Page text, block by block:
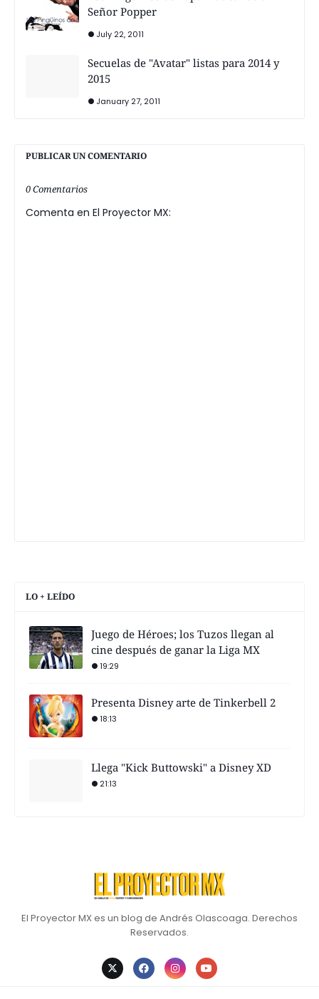
Señor Popper
July 22, 2011
Secuelas de "Avatar" listas para 2014 y
2015
January 27, 2011
PUBLICAR UN COMENTARIO
0 Comentarios
Comenta en El Proyector MX:
LO + LEÍDO
Juego de Héroes; los Tuzos llegan al
cine después de ganar la Liga MX
19:29
Presenta Disney arte de Tinkerbell 2
18:13
Llega "Kick Buttowski" a Disney XD
21:13
El Proyector MX es un blog de Andrés Olascoaga. Derechos
Reservados.